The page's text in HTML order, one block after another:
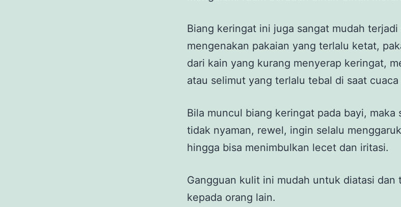
Biang keringat ini juga sangat mudah
mengenakan pakaian yang terlalu ketat,
dari kain yang kurang menyerap keringat,
atau selimut yang terlalu tebal di saat
Bila muncul biang keringat pada bayi, maka
tidak nyaman, rewel, ingin selalu
hingga bisa menimbulkan lecet dan iritasi.
Gangguan kulit ini mudah untuk diatasi dan
kepada orang lain.